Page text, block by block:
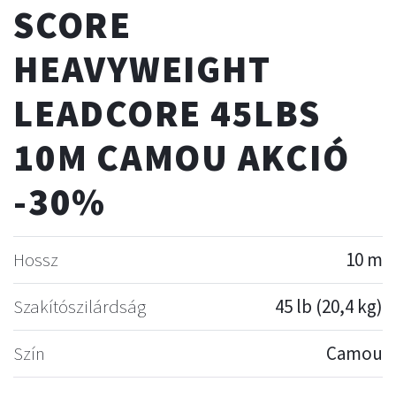
SCORE
HEAVYWEIGHT
LEADCORE 45LBS
10M CAMOU AKCIÓ
-30%
Hossz
10 m
Szakítószilárdság
45 lb (20,4 kg)
Szín
Camou